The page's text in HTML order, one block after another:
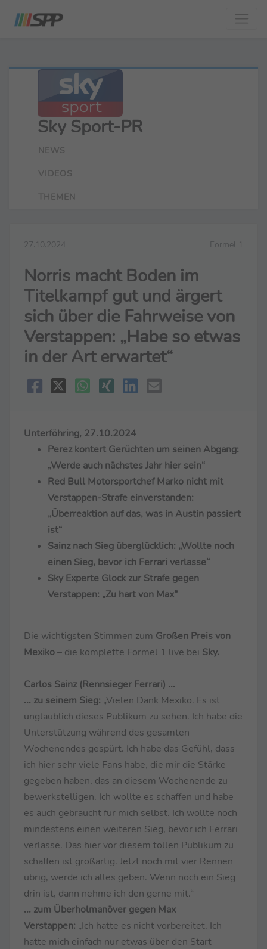
Sky Sport-PR
NEWS
VIDEOS
THEMEN
27.10.2024 Formel 1
Norris macht Boden im
Titelkampf gut und ärgert
sich über die Fahrweise von
Verstappen: „Habe so etwas
in der Art erwartet“
Unterföhring, 27.10.2024
Perez kontert Gerüchten um seinen Abgang:
„Werde auch nächstes Jahr hier sein“
Red Bull Motorsportchef Marko nicht mit
Verstappen-Strafe einverstanden:
„Überreaktion auf das, was in Austin passiert
ist“
Sainz nach Sieg überglücklich: „Wollte noch
einen Sieg, bevor ich Ferrari verlasse“
Sky Experte Glock zur Strafe gegen
Verstappen: „Zu hart von Max“
Die wichtigsten Stimmen zum Großen Preis von
Mexiko– die komplette Formel 1 live bei Sky.
Carlos Sainz (Rennsieger Ferrari) ...
... zu seinem Sieg: „Vielen Dank Mexiko. Es ist
unglaublich dieses Publikum zu sehen. Ich habe die
Unterstützung während des gesamten
Wochenendes gespürt. Ich habe das Gefühl, dass
ich hier sehr viele Fans habe, die mir die Stärke
gegeben haben, das an diesem Wochenende zu
bewerkstelligen. Ich wollte es schaffen und habe
es auch gebraucht für mich selbst. Ich wollte noch
mindestens einen weiteren Sieg, bevor ich Ferrari
verlasse. Das hier vor diesem tollen Publikum zu
schaffen ist großartig. Jetzt noch mit vier Rennen
übrig, werde ich alles geben. Wenn noch ein Sieg
drin ist, dann nehme ich den gerne mit.“
... zum Überholmanöver gegen Max
Verstappen: „Ich hatte es nicht vorbereitet. Ich
hatte mich einfach nur etwas über den Start